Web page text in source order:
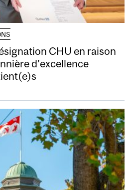
CHU en raison
d’excellence